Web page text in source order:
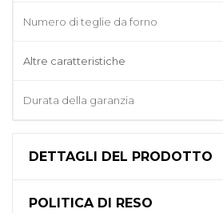
Numero di teglie da forno
Altre caratteristiche
Durata della garanzia
DETTAGLI DEL PRODOTTO
POLITICA DI RESO